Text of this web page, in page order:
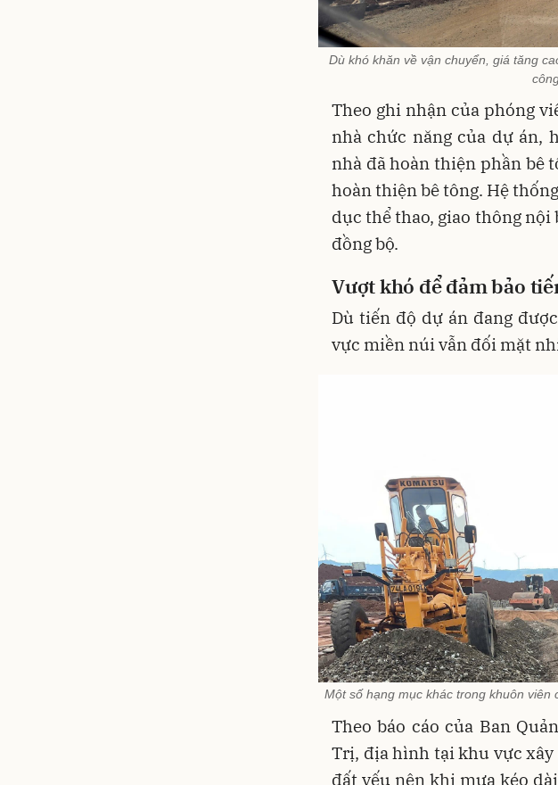
Dù khó khăn về vận chuyển, giá tăng
Theo ghi nhận của phóng
nhà chức năng của dự án,
nhà đã hoàn thiện phần bê
hoàn thiện bê tông. Hệ
dục thể thao, giao thông
đồng bộ.
Vượt khó để đảm bảo
Dù tiến độ dự án đang
vực miền núi vẫn đối mặt
Một số hạng mục khác trong khuôn
Theo báo cáo của Ban
Trị, địa hình tại khu vực
đất yếu nên khi mưa kéo